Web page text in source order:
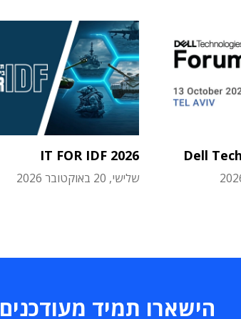
Dell
IT FOR IDF 2026
שלישי, 20 באוקטובר 2026
הישארו תמיד מעודכנים